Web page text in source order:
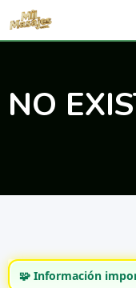
Saltar
NO
🧩 Información